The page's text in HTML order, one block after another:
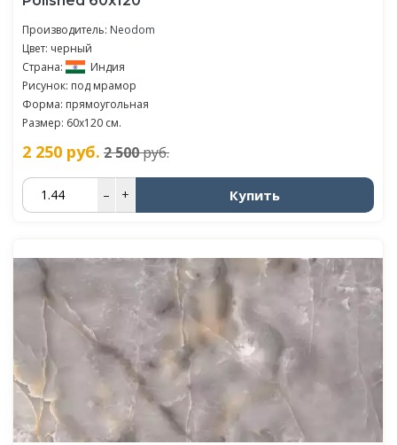
Производитель: Neodom
Цвет: черный
Страна:
Индия
Рисунок: под мрамор
Форма: прямоугольная
Размер: 60x120 см.
2 250 руб. 2 500руб.
– + Купить